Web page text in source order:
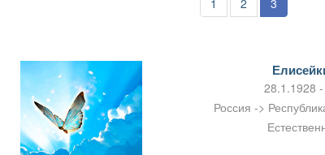
1 2 3
28.1.1928
Россия ->